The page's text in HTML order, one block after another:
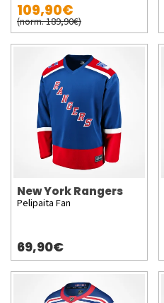
109,90€
(norm. 189,90€)
New York Rangers
Pelipaita Fan
69,90€